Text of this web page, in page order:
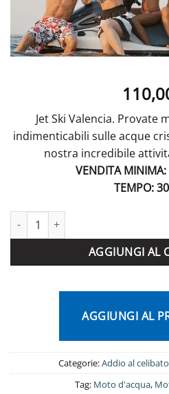
Jet Ski Valencia. Provate
indimenticabili sulle acque
nostra incredibile
VENDITA MINIMA:
TEMPO:
Jet Ski Valencia quantità
AGGIUNGI AL
AGGIUNGI AL
Categorie:Addio al
Tag: Moto d'acqua,